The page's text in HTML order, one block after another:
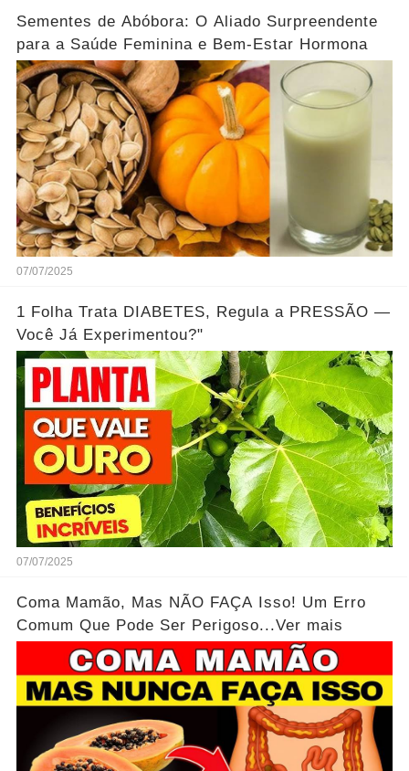
Sementes de Abóbora: O Aliado Surpreendente
para a Saúde Feminina e Bem-Estar Hormona
07/07/2025
1 Folha Trata DIABETES, Regula a PRESSÃO —
Você Já Experimentou?"
07/07/2025
Coma Mamão, Mas NÃO FAÇA Isso! Um Erro
Comum Que Pode Ser Perigoso...Ver mais